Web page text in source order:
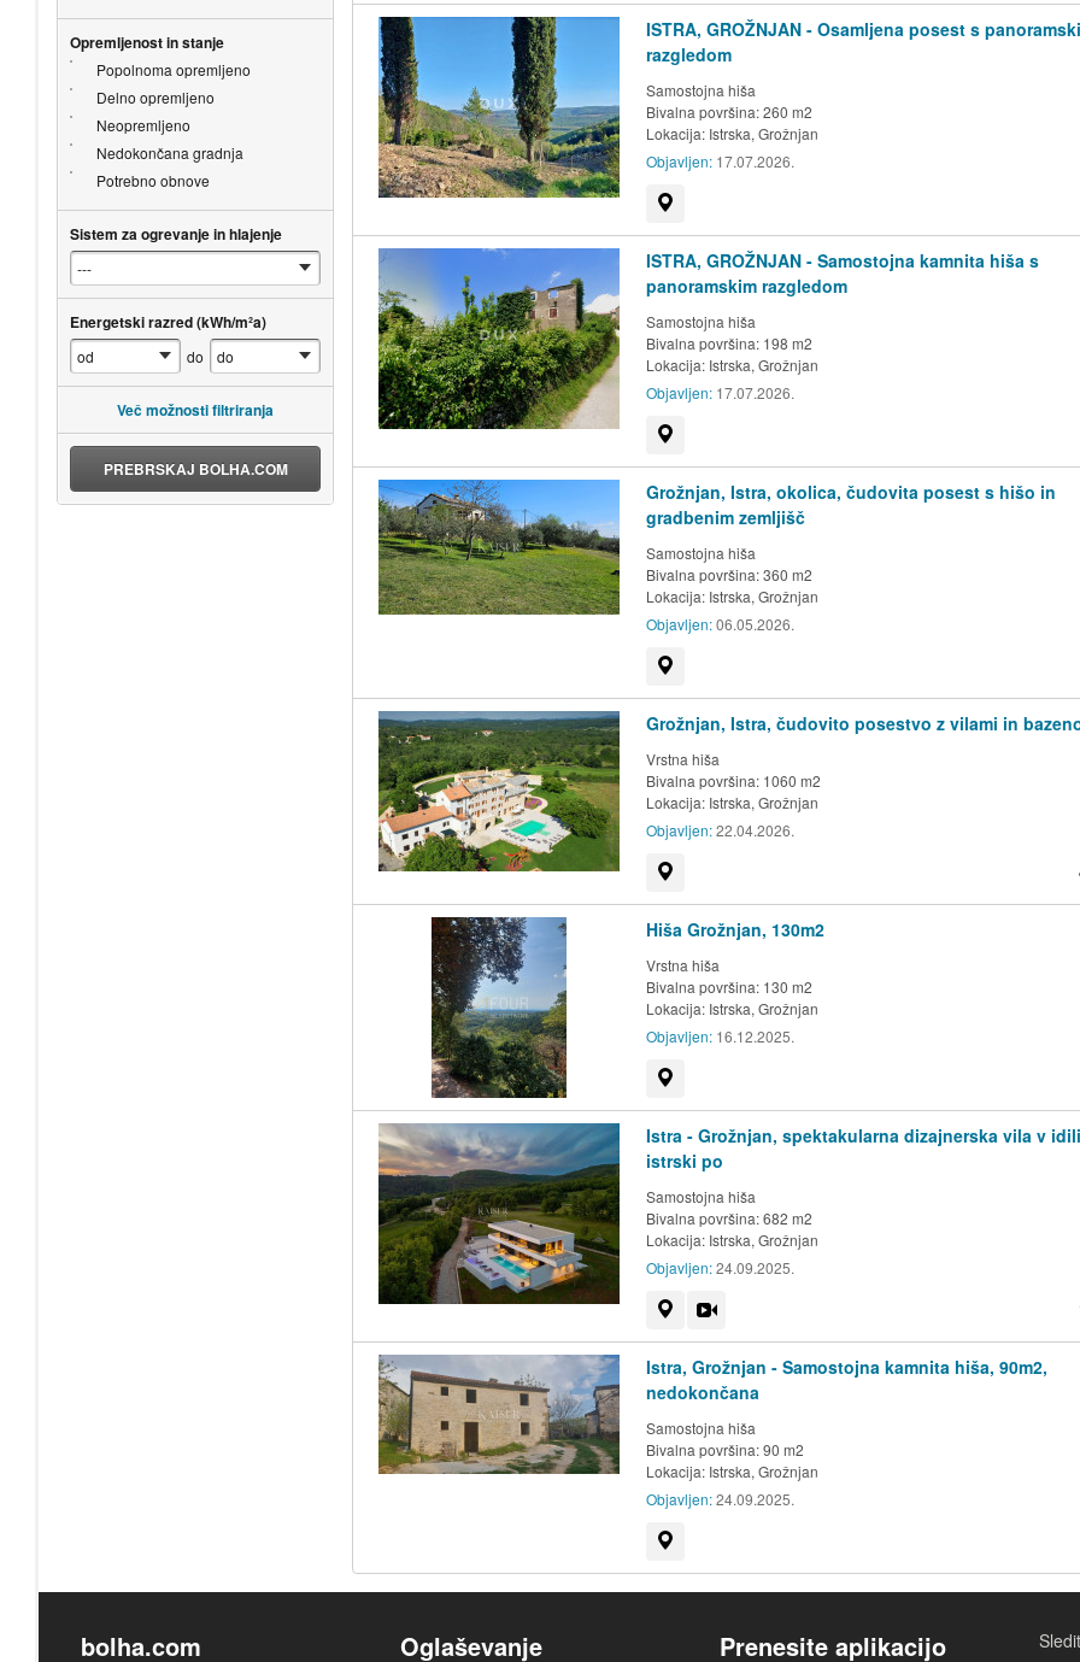
ISTRA, GROŽNJAN - Osamljena posest s
razgledom
Samostojna hiša
Bivalna površina: 260 m2
Lokacija: Istrska, Grožnjan
Objavljen: 17.07.2026.
ISTRA, GROŽNJAN - Samostojna kamnita hiša s
panoramskim razgledom
Samostojna hiša
Bivalna površina: 198 m2
Lokacija: Istrska, Grožnjan
Objavljen: 17.07.2026.
Grožnjan, Istra, okolica, čudovita posest s hišo in
gradbenim zemljišč
Samostojna hiša
Bivalna površina: 360 m2
Lokacija: Istrska, Grožnjan
Objavljen:06.05.2026.
Grožnjan, Istra, čudovito posestvo z vilami in
Vrstna hiša
Bivalna površina: 1060 m2
Lokacija: Istrska, Grožnjan
Objavljen:22.04.2026.
Hiša Grožnjan, 130m2
Vrstna hiša
Bivalna površina: 130 m2
Lokacija: Istrska, Grožnjan
Objavljen: 16.12.2025.
Istra - Grožnjan, spektakularna dizajnerska vila v
istrski po
Samostojna hiša
Bivalna površina: 682 m2
Lokacija: Istrska, Grožnjan
Objavljen:24.09.2025.
Istra, Grožnjan - Samostojna kamnita hiša, 90m2,
nedokončana
Samostojna hiša
Bivalna površina: 90 m2
Lokacija: Istrska, Grožnjan
Objavljen:24.09.2025.
Opremljenost in stanje
Popolnoma opremljeno
Delno opremljeno
Neopremljeno
Nedokončana gradnja
Potrebno obnove
Sistem za ogrevanje in hlajenje
Energetski razred (kWh/m²a)
do
Več možnosti filtriranja
PREBRSKAJ BOLHA.COM
bolha.com Oglaševanje Prenesite aplikacijo